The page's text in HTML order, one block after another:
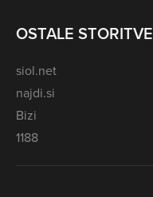
OSTALE STORITVE
siol.net
najdi.si
Bizi
1188